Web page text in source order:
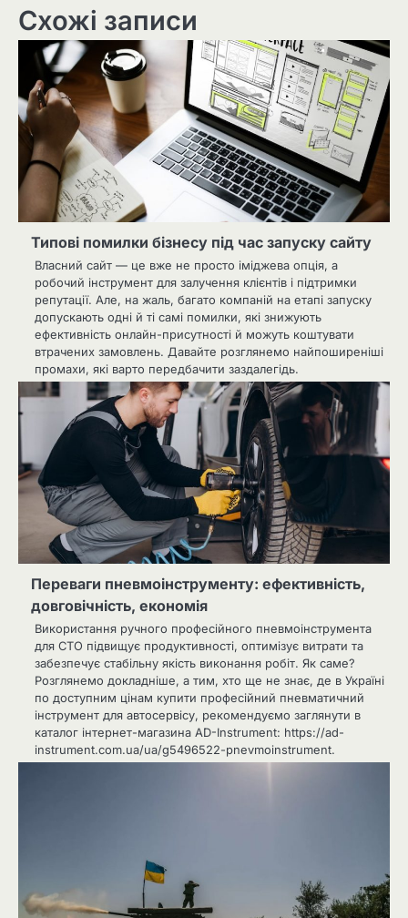
Схожі записи
Типові помилки бізнесу під час запуску сайту
Власний сайт — це вже не просто іміджева опція, а
робочий інструмент для залучення клієнтів і підтримки
репутації. Але, на жаль, багато компаній на етапі запуску
допускають одні й ті самі помилки, які знижують
ефективність онлайн-присутності й можуть коштувати
втрачених замовлень. Давайте розглянемо найпоширеніші
промахи, які варто передбачити заздалегідь.
Переваги пневмоінструменту: ефективність,
довговічність, економія
Використання ручного професійного пневмоінструмента
для СТО підвищує продуктивності, оптимізує витрати та
забезпечує стабільну якість виконання робіт. Як саме?
Розглянемо докладніше, а тим, хто ще не знає, де в Україні
по доступним цінам купити професійний пневматичний
інструмент для автосервісу, рекомендуємо заглянути в
каталог інтернет-магазина AD-Instrument: https://ad-
instrument.com.ua/ua/g5496522-pnevmoinstrument.